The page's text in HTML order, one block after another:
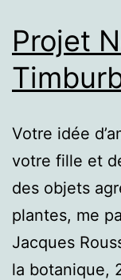
Projet
Votre idée
votre fille et
des objets
plantes, me
Jacques
la botanique,